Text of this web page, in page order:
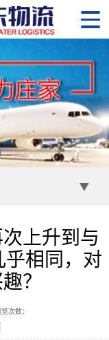
上升到与
相同，对
？
次数：